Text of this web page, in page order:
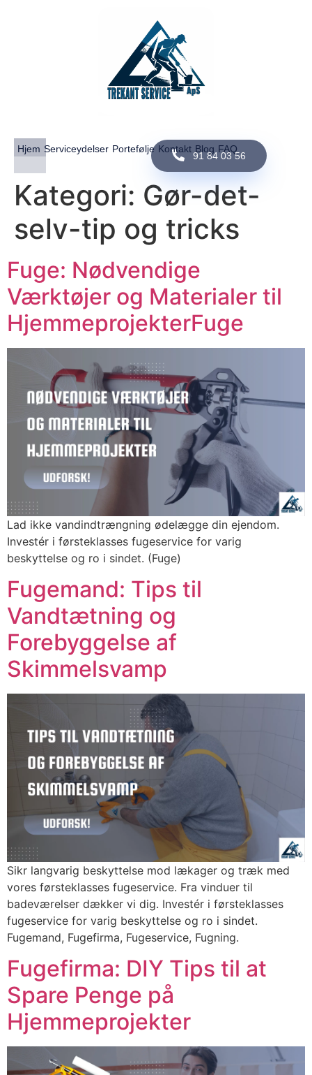
Hjem Serviceydelser Portefølje Kontakt Blog FAQ
91 84 03 56
Kategori: Gør-det-
selv-tip og tricks
Fuge: Nødvendige
Værktøjer og Materialer til
HjemmeprojekterFuge
Lad ikke vandindtrængning ødelægge din ejendom.
Investér i førsteklasses fugeservice for varig
beskyttelse og ro i sindet. (Fuge)
Fugemand: Tips til
Vandtætning og
Forebyggelse af
Skimmelsvamp
Sikr langvarig beskyttelse mod lækager og træk med
vores førsteklasses fugeservice. Fra vinduer til
badeværelser dækker vi dig. Investér i førsteklasses
fugeservice for varig beskyttelse og ro i sindet.
Fugemand, Fugefirma, Fugeservice, Fugning.
Fugefirma: DIY Tips til at
Spare Penge på
Hjemmeprojekter